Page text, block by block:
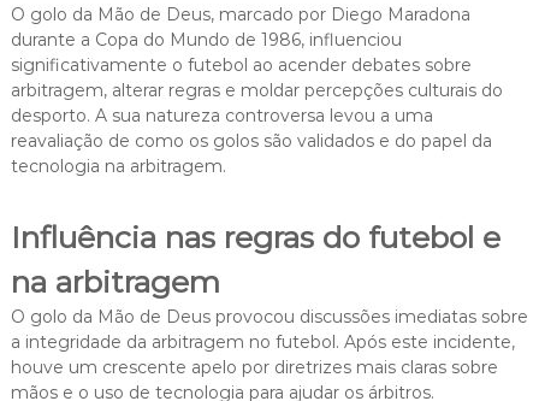
O golo da Mão de Deus, marcado por Diego Maradona
durante a Copa do Mundo de 1986, influenciou
significativamente o futebol ao acender debates sobre
arbitragem, alterar regras e moldar percepções culturais do
desporto. A sua natureza controversa levou a uma
reavaliação de como os golos são validados e do papel da
tecnologia na arbitragem.
Influência nas regras do futebol e
na arbitragem
O golo da Mão de Deus provocou discussões imediatas sobre
a integridade da arbitragem no futebol. Após este incidente,
houve um crescente apelo por diretrizes mais claras sobre
mãos e o uso de tecnologia para ajudar os árbitros.